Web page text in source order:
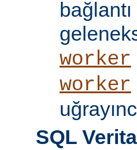
worker
worker
SQL